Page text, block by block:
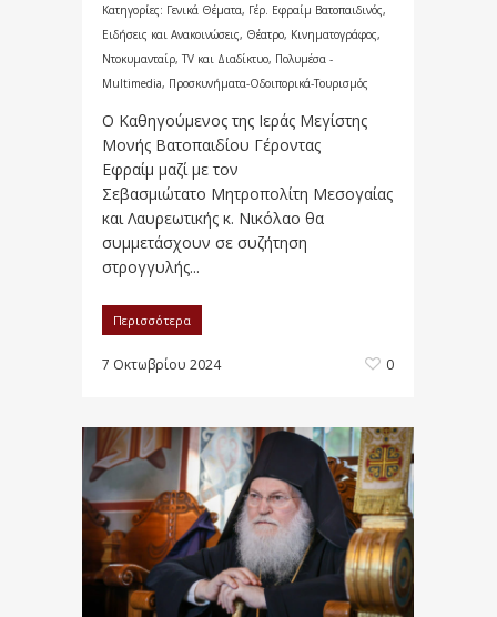
Κατηγορίες: Γενικά Θέματα, Γέρ. Εφραίμ Βατοπαιδινός,
Ειδήσεις και Ανακοινώσεις, Θέατρο, Κινηματογράφος,
Ντοκυμανταίρ, TV και Διαδίκτυο, Πολυμέσα -
Multimedia, Προσκυνήματα-Οδοιπορικά-Τουρισμός
Ο Καθηγούμενος της Ιεράς Μεγίστης
Μονής Βατοπαιδίου Γέροντας
Εφραίμ μαζί με τον
Σεβασμιώτατο Μητροπολίτη Μεσογαίας
και Λαυρεωτικής κ. Νικόλαο θα
συμμετάσχουν σε συζήτηση
στρογγυλής...
Περισσότερα
7 Οκτωβρίου 2024 0